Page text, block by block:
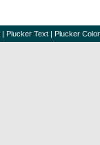
| Plucker Text | Plucker Color